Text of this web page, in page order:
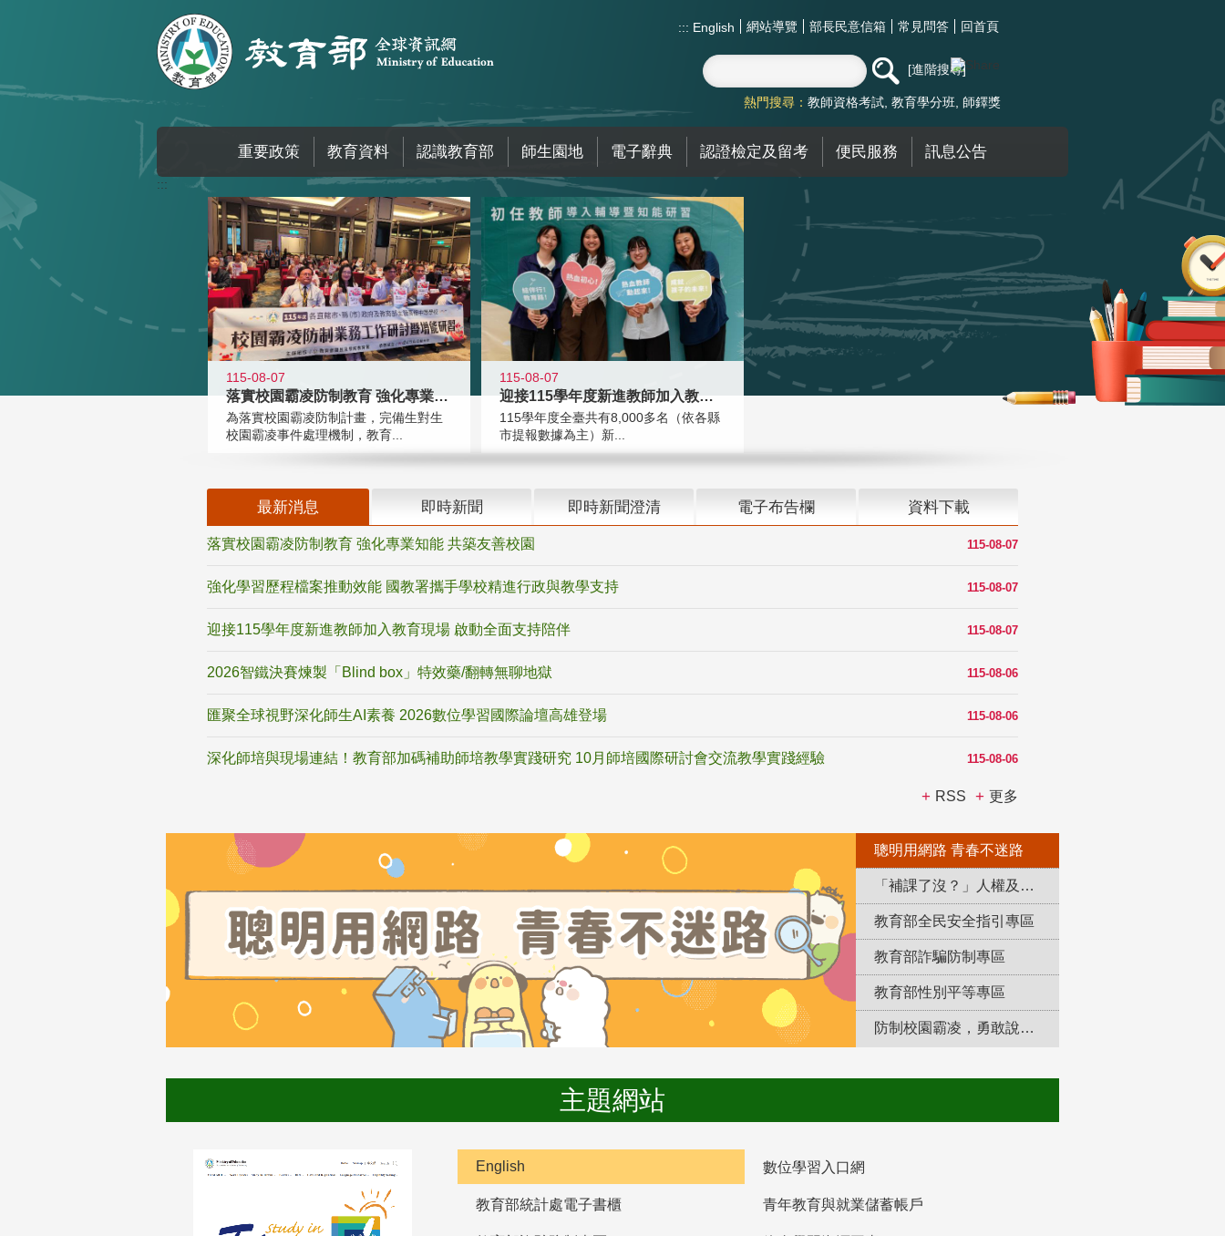
::: English 網站導覽 部長民意信箱 常見問答 回首頁
進階搜尋
熱門搜尋： 教師資格考試 教育學分班 師鐸獎
重要政策 教育資料 認識教育部 師生園地 電子辭典 認證檢定及留考 便民服務 訊息公告
:::
115-08-07
落實校園霸凌防制教育 強化專業知能
為落實校園霸凌防制計畫，完備生對生
校園霸凌事件處理機制，教育...
115-08-07
迎接115學年度新進教師加入教育現
115學年度全臺共有8,000多名（依各縣
市提報數據為主）新...
最新消息 即時新聞 即時新聞澄清 電子布告欄 資料下載
115-08-07
落實校園霸凌防制教育 強化專業知能 共築友善校園
115-08-07
強化學習歷程檔案推動效能 國教署攜手學校精進行政與教學支持
115-08-07
迎接115學年度新進教師加入教育現場 啟動全面支持陪伴
115-08-06
2026智鐵決賽煉製「Blind box」特效藥/翻轉無聊地獄
115-08-06
匯聚全球視野深化師生AI素養 2026數位學習國際論壇高雄登場
115-08-06
深化師培與現場連結！教育部加碼補助師培教學實踐研究 10月師培國際研討會交流教學實踐經驗
RSS 更多
聰明用網路 青春不迷路
「補課了沒？」人權及轉型正義教育專區
教育部全民安全指引專區
教育部詐騙防制專區
教育部性別平等專區
防制校園霸凌，勇敢說出來！
主題網站
English 數位學習入口網
教育部統計處電子書櫃 青年教育與就業儲蓄帳戶